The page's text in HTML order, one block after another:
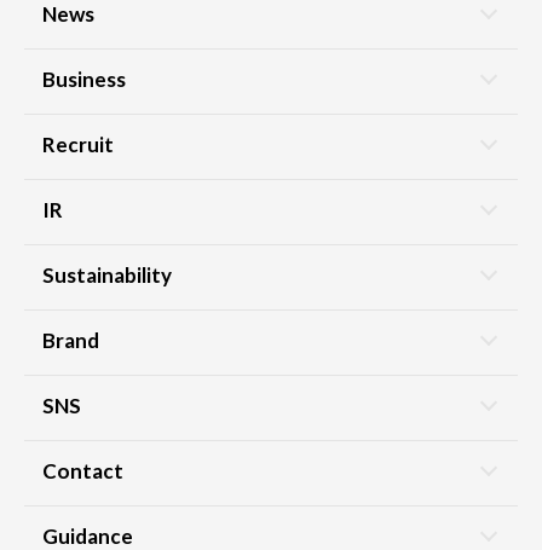
News
Business
Recruit
IR
Sustainability
Brand
SNS
Contact
Guidance